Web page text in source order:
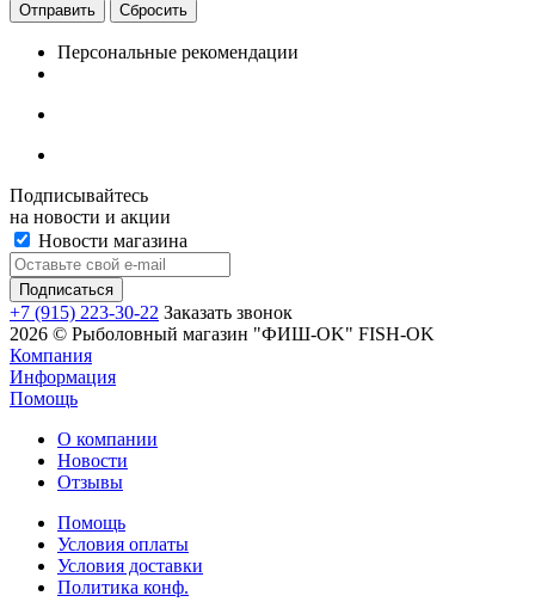
Сбросить
Персональные рекомендации
Подписывайтесь
на новости и акции
Новости магазина
+7 (915) 223-30-22 Заказать звонок
2026 © Рыболовный магазин "ФИШ-OK" FISH-OK
Компания
Информация
Помощь
О компании
Новости
Отзывы
Помощь
Условия оплаты
Условия доставки
Политика конф.